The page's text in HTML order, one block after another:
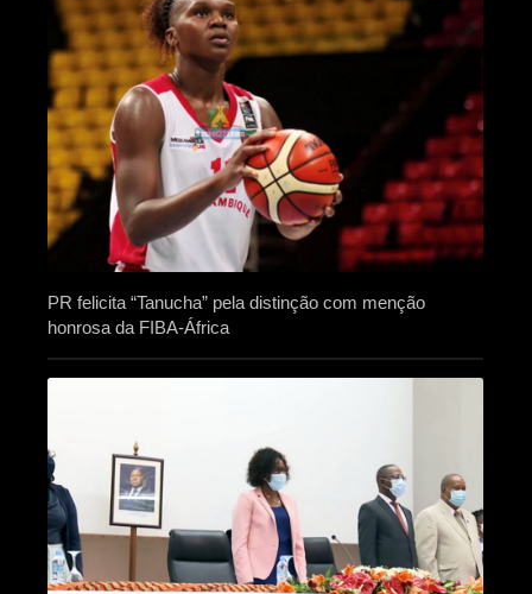
PR felicita “Tanucha” pela distinção com menção
honrosa da FIBA-África